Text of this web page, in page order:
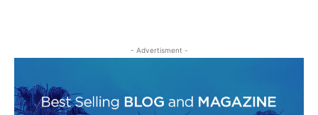
- Advertisment -